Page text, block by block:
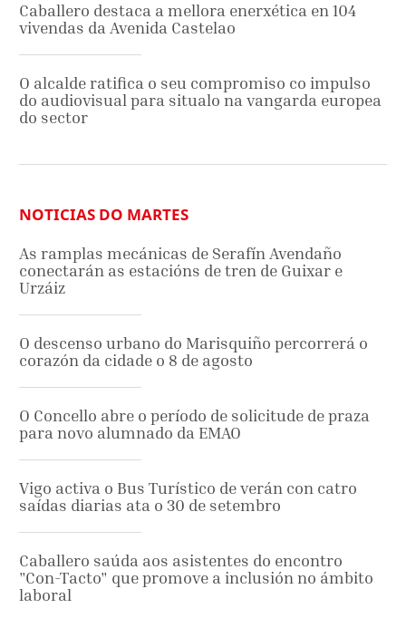
Caballero destaca a mellora enerxética en 104
vivendas da Avenida Castelao
O alcalde ratifica o seu compromiso co impulso
do audiovisual para situalo na vangarda europea
do sector
NOTICIAS DO MARTES
As ramplas mecánicas de Serafín Avendaño
conectarán as estacións de tren de Guixar e
Urzáiz
O descenso urbano do Marisquiño percorrerá o
corazón da cidade o 8 de agosto
O Concello abre o período de solicitude de praza
para novo alumnado da EMAO
Vigo activa o Bus Turístico de verán con catro
saídas diarias ata o 30 de setembro
Caballero saúda aos asistentes do encontro
"Con-Tacto" que promove a inclusión no ámbito
laboral